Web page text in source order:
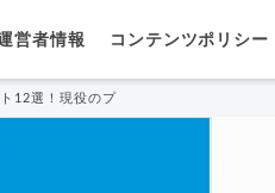
営者情報 コンテンツポリシー
12選！現役のプロが厳選紹介！